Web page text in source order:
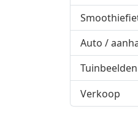
Auto /
Tuinbeelden
Verkoop